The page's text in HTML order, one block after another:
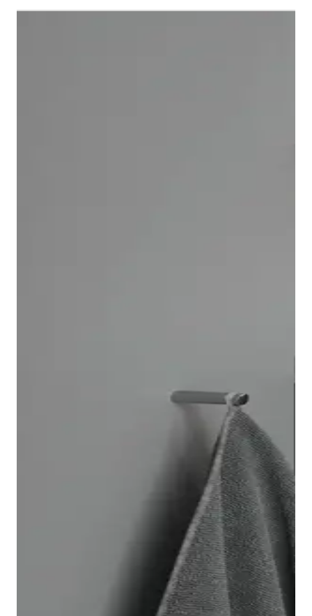
Het Architec wandwc is snel en eenvoudig te
installeren dankzij de Durafix-bevestiging, die na
montage volledig onzichtbaar is. Optioneel kunt u het
WC voorzien van de spoeltechnologie Duravit
®. Daarnaast vindt u hier ook een bijpassend
In de Architec-serie vindt u bijpassende
WC-zitingen
voor elke wc. U kunt zelf kiezen of u een WC-zitting